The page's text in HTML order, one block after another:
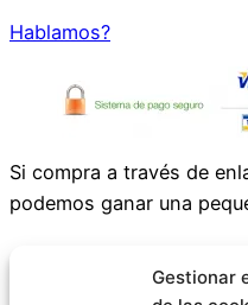
Gestionar
Hablamos?
Si compra a través de
podemos ganar una
Pago Seguro a través de